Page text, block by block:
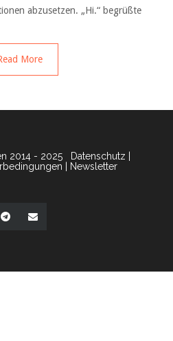
abzusetzen. „Hi.“ begrüßte
More
2014 - 2025 Datenschutz
Newsletter